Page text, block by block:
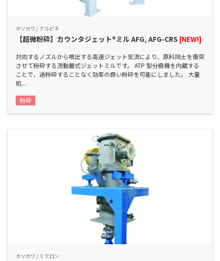
ホソカワ / アルピネ
【超微粉砕】カウンタジェット®ミル AFG, AFG-CRS [NEW!]
対向するノズルから噴出する高速ジェット気流により、原料同士を衝突
させて粉砕する流動層式ジェットミルです。 ATP 型分級機を内蔵する
ことで、過粉砕することなく効率の良い粉砕を可能にしました。 大量
処...
粉砕
ホソカワ / ミクロン